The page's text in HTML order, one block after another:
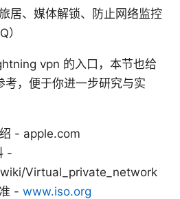
居、媒体解锁、防止网络监控
）
vpn 的入口，本节也给
考，便于你进一步研究与实
- apple.com
-
Virtual_private_network
- www.iso.org